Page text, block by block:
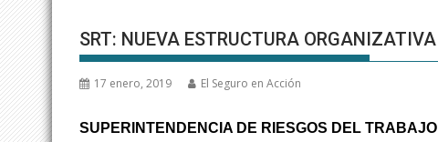
SRT: NUEVA ESTRUCTURA ORGANIZATIVA
17 enero, 2019 El Seguro en Acción
SUPERINTENDENCIA DE RIESGOS DEL TRABAJO